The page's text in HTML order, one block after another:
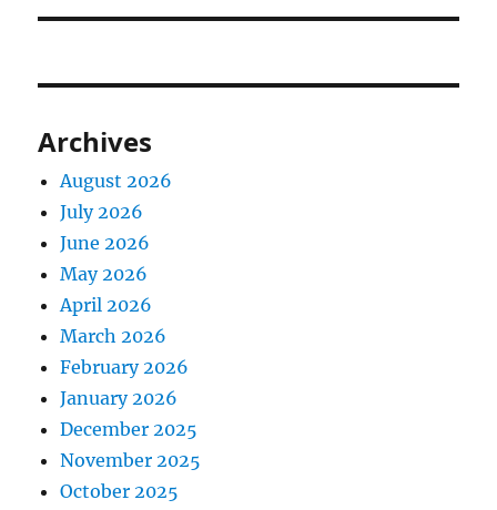
Archives
August 2026
July 2026
June 2026
May 2026
April 2026
March 2026
February 2026
January 2026
December 2025
November 2025
October 2025